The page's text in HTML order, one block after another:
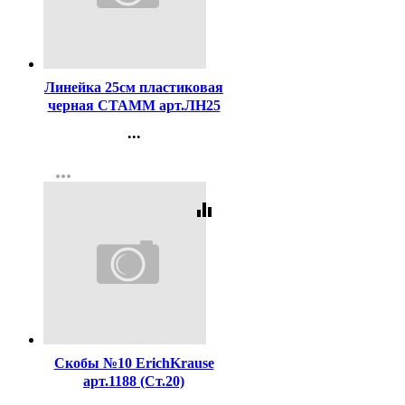
Линейка 25см пластиковая
черная СТАММ арт.ЛН25
...
Регистрация
more_horiz
equalizer
Скобы №10 ErichKrause
арт.1188 (Ст.20)